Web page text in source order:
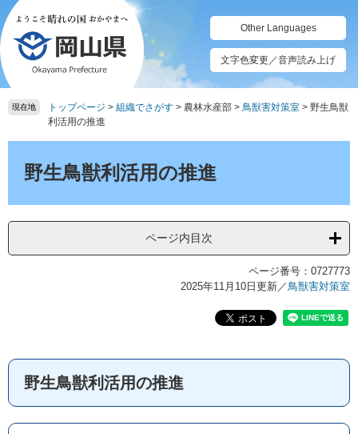
ペ
ー
ジ
の
先
頭
メ
ニ
ュ
ー
を
飛
て
Other Languages
文字色変更／音声読み上げ
現在地 トップページ > 組織でさがす > 農林水産部 > 鳥獣害対策室 > 野生鳥獣
利活用の推進
野生鳥獣利活用の推進
ページ内目次
ページ番号：0727773
2025年11月10日更新／鳥獣害対策室
野生鳥獣利活用の推進